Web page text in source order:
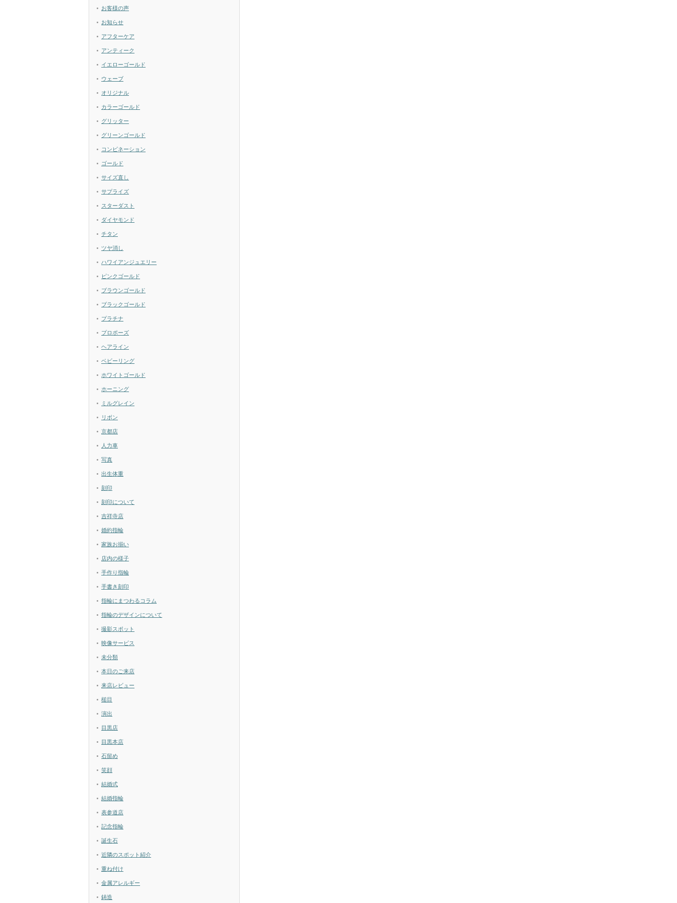
お客様の声
お知らせ
アフターケア
アンティーク
イエローゴールド
ウェーブ
オリジナル
カラーゴールド
グリッター
グリーンゴールド
コンビネーション
ゴールド
サイズ直し
サプライズ
スターダスト
ダイヤモンド
チタン
ツヤ消し
ハワイアンジュエリー
ピンクゴールド
ブラウンゴールド
ブラックゴールド
プラチナ
プロポーズ
ヘアライン
ベビーリング
ホワイトゴールド
ホーニング
ミルグレイン
リボン
京都店
人力車
写真
出生体重
刻印
刻印について
吉祥寺店
婚約指輪
家族お揃い
店内の様子
手作り指輪
手書き刻印
指輪にまつわるコラム
指輪のデザインについて
撮影スポット
映像サービス
未分類
本日のご来店
来店レビュー
槌目
演出
目黒店
目黒本店
石留め
笑顔
結婚式
結婚指輪
表参道店
記念指輪
誕生石
近隣のスポット紹介
重ね付け
金属アレルギー
鋳造